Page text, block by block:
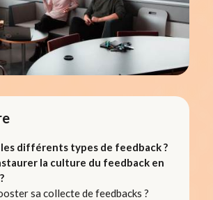
différents types de feedback ?
la culture du feedback en
sa collecte de feedbacks ?